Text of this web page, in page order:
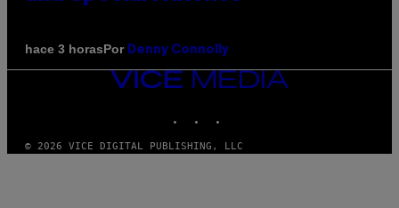
hace 3 horasPor Denny Connolly
VICE
MEDIA
© 2026 VICE DIGITAL PUBLISHING, LLC